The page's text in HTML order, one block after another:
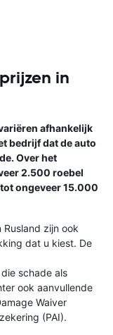
in
afhankelijk
bedrijf dat de auto
Over het
2.500 roebel
ongeveer 15.000
zijn ook
dat u kiest. De
schade als
ook aanvullende
Waiver
(PAI).